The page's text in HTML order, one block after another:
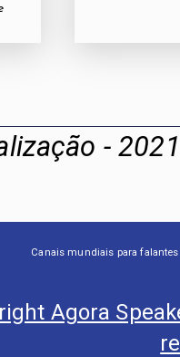
-
Canais mundiais para
Agora